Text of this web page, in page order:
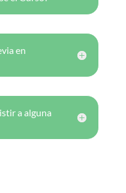
en
a alguna